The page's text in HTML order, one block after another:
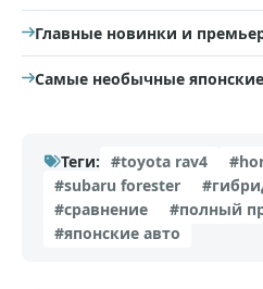
Главные новинки и
Самые необычные
Теги: #toyota rav4
#subaru forester
#сравнение
#полный
#японские авто